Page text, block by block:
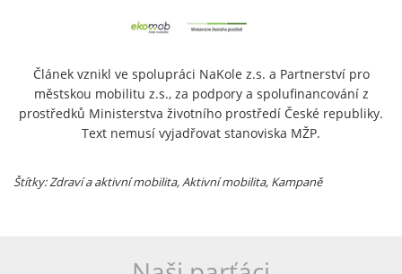
Článek vznikl ve spolupráci NaKole z.s. a Partnerství pro
městskou mobilitu z.s., za podpory a spolufinancování z
prostředků Ministerstva životního prostředí České republiky.
Text nemusí vyjadřovat stanoviska MŽP.
Štítky: Zdraví a aktivní mobilita, Aktivní mobilita, Kampaně